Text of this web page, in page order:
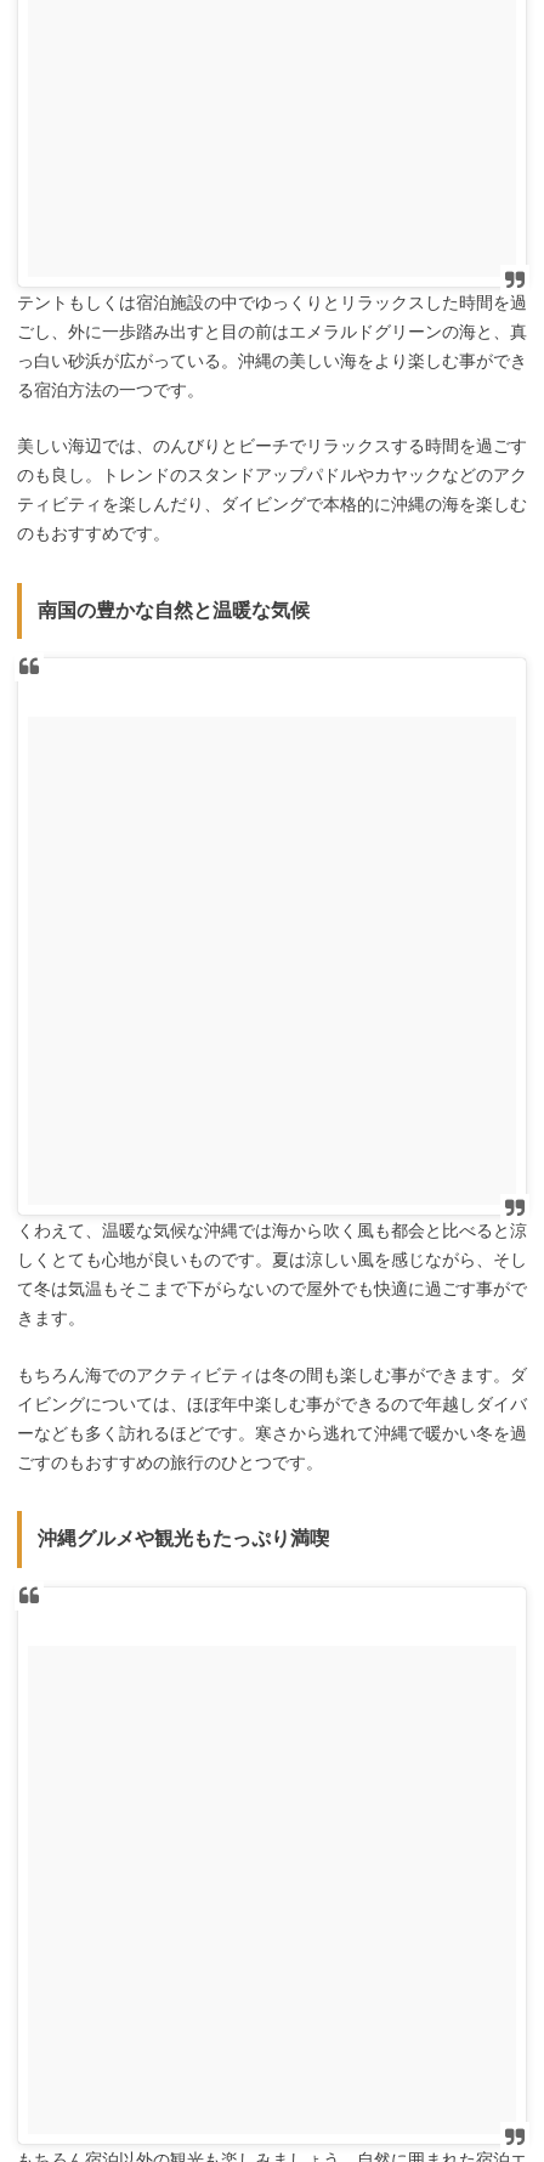
テントもしくは宿泊施設の中でゆっくりとリラックスした時間を過
ごし、外に一歩踏み出すと目の前はエメラルドグリーンの海と、真
っ白い砂浜が広がっている。沖縄の美しい海をより楽しむ事ができ
る宿泊方法の一つです。
美しい海辺では、のんびりとビーチでリラックスする時間を過ごす
のも良し。トレンドのスタンドアップパドルやカヤックなどのアク
ティビティを楽しんだり、ダイビングで本格的に沖縄の海を楽しむ
のもおすすめです。
南国の豊かな自然と温暖な気候
くわえて、温暖な気候な沖縄では海から吹く風も都会と比べると涼
しくとても心地が良いものです。夏は涼しい風を感じながら、そし
て冬は気温もそこまで下がらないので屋外でも快適に過ごす事がで
きます。
もちろん海でのアクティビティは冬の間も楽しむ事ができます。ダ
イビングについては、ほぼ年中楽しむ事ができるので年越しダイバ
ーなども多く訪れるほどです。寒さから逃れて沖縄で暖かい冬を過
ごすのもおすすめの旅行のひとつです。
沖縄グルメや観光もたっぷり満喫